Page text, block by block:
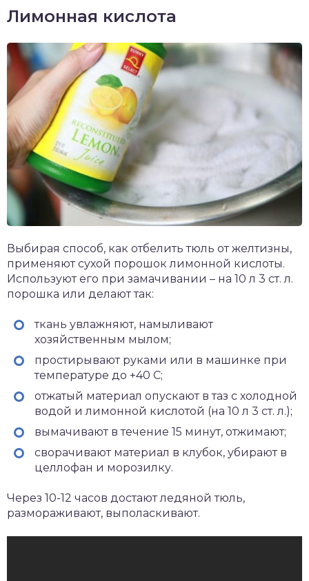
Лимонная кислота
Выбирая способ, как отбелить тюль от желтизны,
применяют сухой порошок лимонной кислоты.
Используют его при замачивании – на 10 л 3 ст. л.
порошка или делают так:
ткань увлажняют, намыливают
хозяйственным мылом;
простирывают руками или в машинке при
температуре до +40 С;
отжатый материал опускают в таз с холодной
водой и лимонной кислотой (на 10 л 3 ст. л.);
вымачивают в течение 15 минут, отжимают;
сворачивают материал в клубок, убирают в
целлофан и морозилку.
Через 10-12 часов достают ледяной тюль,
размораживают, выполаскивают.